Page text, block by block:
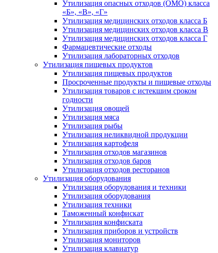
Утилизация опасных отходов (ОМО) класса
«Б», «В», «Г»
Утилизация медицинских отходов класса Б
Утилизация медицинских отходов класса В
Утилизация медицинских отходов класса Г
Фармацевтические отходы
Утилизация лабораторных отходов
Утилизация пищевых продуктов
Утилизация пищевых продуктов
Просроченные продукты и пищевые отходы
Утилизация товаров с истекшим сроком
годности
Утилизация овощей
Утилизация мяса
Утилизация рыбы
Утилизация неликвидной продукции
Утилизация картофеля
Утилизация отходов магазинов
Утилизация отходов баров
Утилизация отходов ресторанов
Утилизация оборудования
Утилизация оборудования и техники
Утилизация оборудования
Утилизация техники
Таможенный конфискат
Утилизация конфиската
Утилизация приборов и устройств
Утилизация мониторов
Утилизация клавиатур